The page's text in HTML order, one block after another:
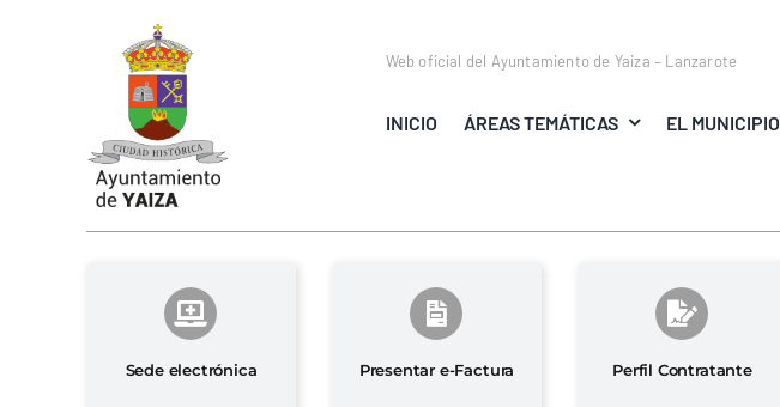
Web oficial del Ayuntamiento de Yaiza – Lanzarote
INICIO ÁREAS TEMÁTICAS EL MUNICIPIO
Sede electrónica Presentar e-Factura Perfil Contratante